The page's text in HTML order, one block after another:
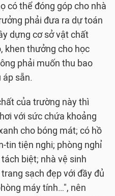
có thể đóng góp cho nhà
phải đưa ra dự toán
dựng cơ sở vật chất
khen thưởng cho học
phải muốn thu bao
áp sẵn.
của trường này thì
với sức chứa khoảng
cho bóng mát; có hồ
tin tiện nghi; phòng nghỉ
biệt; nhà vệ sinh
sạch đẹp với đầy đủ
máy tính…", nên